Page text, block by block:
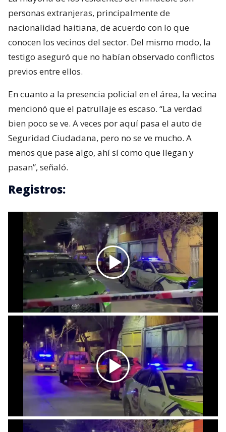
personas extranjeras, principalmente de
nacionalidad haitiana, de acuerdo con lo que
conocen los vecinos del sector. Del mismo modo, la
testigo aseguró que no habían observado conflictos
previos entre ellos.
En cuanto a la presencia policial en el área, la vecina
mencionó que el patrullaje es escaso. “La verdad
bien poco se ve. A veces por aquí pasa el auto de
Seguridad Ciudadana, pero no se ve mucho. A
menos que pase algo, ahí sí como que llegan y
pasan”, señaló.
Registros: